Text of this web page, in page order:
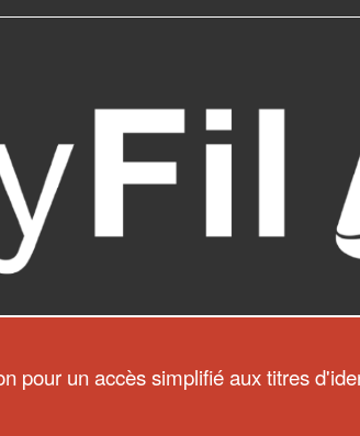
pour un accès simplifié aux titres